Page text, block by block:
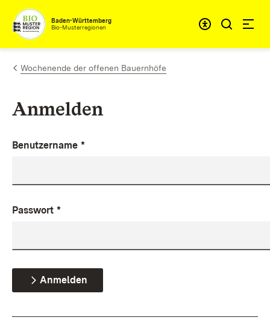
Zum Inhalt springen
Baden-Württemberg
Bio-Musterregionen
Wochenende der offenen Bauernhöfe
Anmelden
Benutzername *
Passwort *
Anmelden